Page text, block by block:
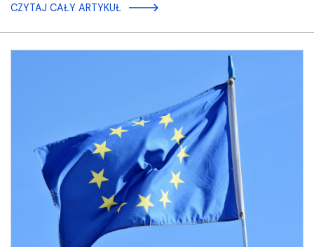
CZYTAJ CAŁY ARTYKUŁ